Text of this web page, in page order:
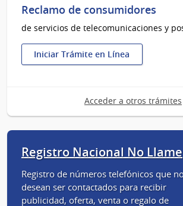
electrónico
Registro
de
personas
y
Reclamo de consumidores
de servicios de telecomunicaciones y
Iniciar Trámite en Línea
:
consumidores
Acceder a otros trámites
Registro Nacional No Llame
Registro de números telefónicos que
desean ser contactados para recibir
publicidad, oferta, venta o regalo de